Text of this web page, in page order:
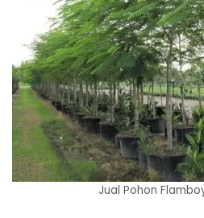
Jual Pohon